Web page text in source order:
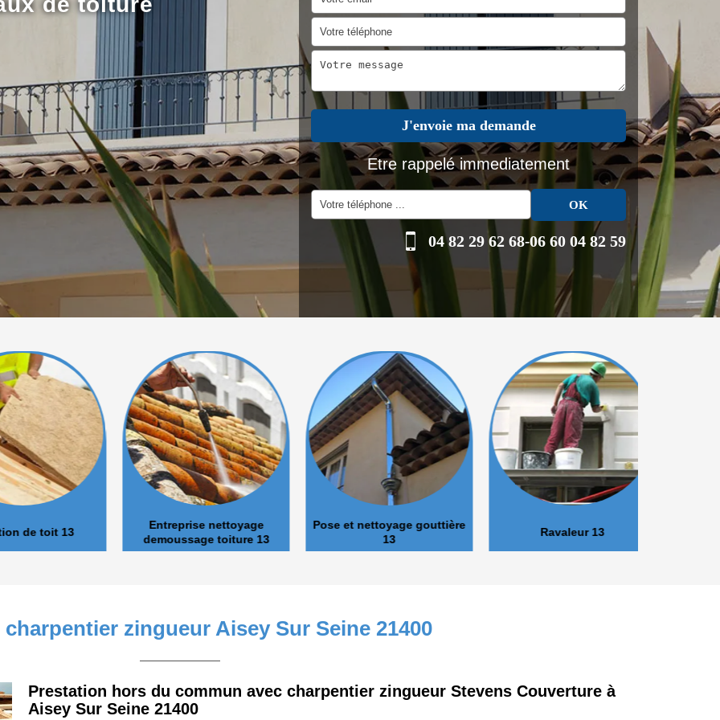
Etre rappelé immediatement
04 82 29 62 68-06 60 04 82 59
toit 13
Entreprise nettoyage
demoussage toiture 13
Pose et nettoyage gouttière
Ravaleur 13
zingueur Aisey Sur Seine 21400
Prestation hors du commun avec charpentier zingueur Stevens Couverture à
Aisey Sur Seine 21400